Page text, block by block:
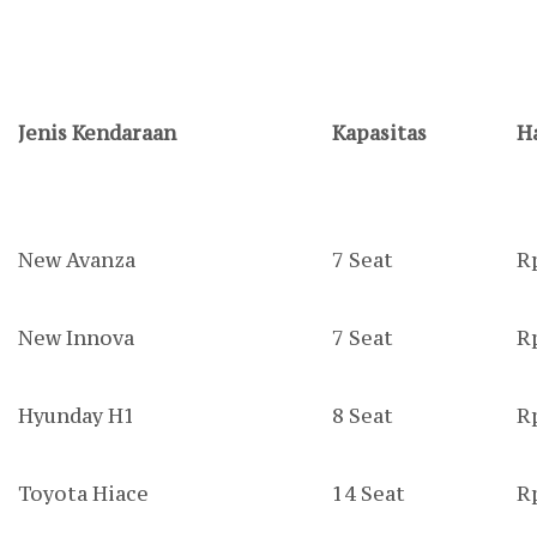
Jenis Kendaraan Kapasitas
New Avanza 7 Seat
New Innova 7 Seat
Hyunday H1 8 Seat
Toyota Hiace 14 Seat